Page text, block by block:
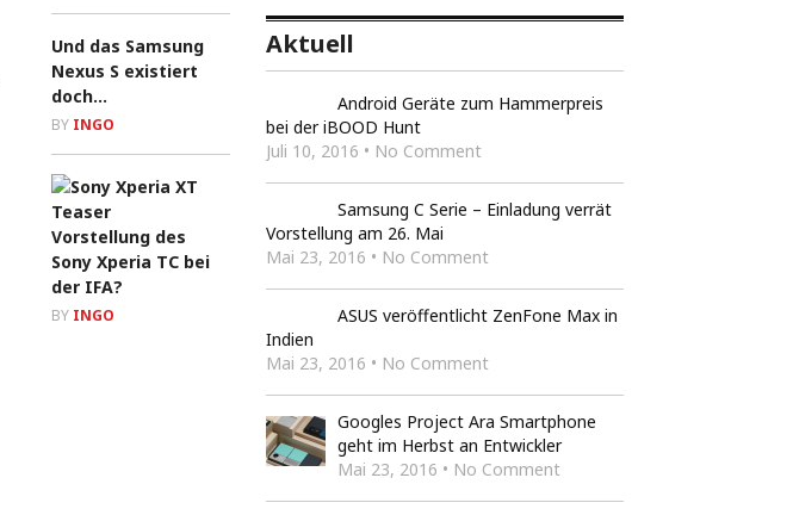
Und das Samsung
Nexus S existiert
doch…
BY INGO
Vorstellung des
Sony Xperia TC bei
der IFA?
BY INGO
Aktuell
Android Geräte zum Hammerpreis
bei der iBOOD Hunt
Juli 10, 2016 • No Comment
Samsung C Serie – Einladung verrät
Vorstellung am 26. Mai
Mai 23, 2016 • No Comment
ASUS veröffentlicht ZenFone Max in
Indien
Mai 23, 2016 • No Comment
Googles Project Ara Smartphone
geht im Herbst an Entwickler
Mai 23, 2016 • No Comment